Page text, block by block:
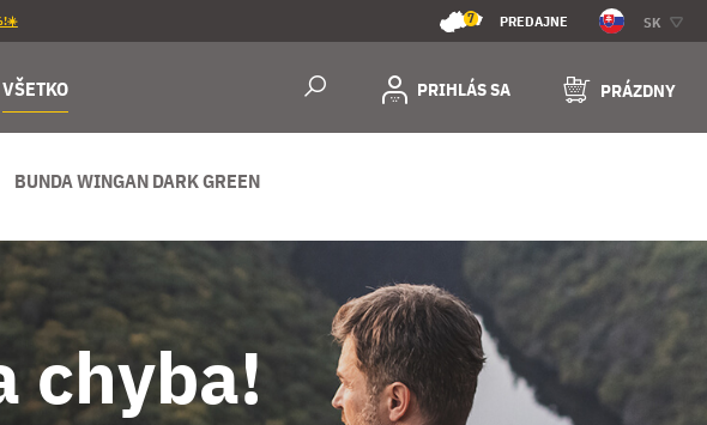
7 PREDAJNE SK
VŠETKO PRIHLÁS SA PRÁZDNY
BUNDA WINGAN DARK GREEN
chyba!